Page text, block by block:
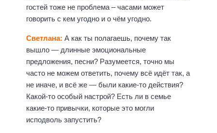
гостей тоже не проблема – часами может
говорить с кем угодно и о чём угодно.
Светлана: А как ты полагаешь, почему так
вышло — длинные эмоциональные
предложения, песни? Разумеется, точно мы
часто не можем ответить, почему всё идёт так, а
не иначе, и всё же — были какие-то действия?
Какой-то особый настрой? Есть ли в семье
какие-то привычки, которые это могли
исподволь запустить?